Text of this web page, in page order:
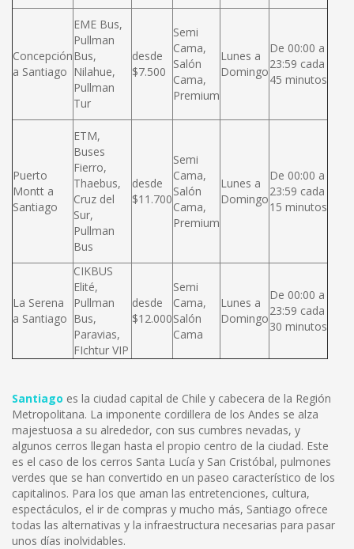
Concepción
a Santiago
EME Bus,
Pullman
Bus,
Nilahue,
Pullman
Tur
desde
$7.500
Semi
Cama,
Salón
Cama,
Premium
Lunes a
Domingo
De 00:00 a
23:59 cada
45 minutos
Puerto
Montt a
Santiago
ETM,
Buses
Fierro,
Thaebus,
Cruz del
Sur,
Pullman
Bus
desde
$11.700
Semi
Cama,
Salón
Cama,
Premium
Lunes a
Domingo
De 00:00 a
23:59 cada
15 minutos
La Serena
a Santiago
CIKBUS
Elité,
Pullman
Bus,
Paravias,
FIchtur VIP
desde
$12.000
Semi
Cama,
Salón
Cama
Lunes a
Domingo
De 00:00 a
23:59 cada
30 minutos
Santiago es la ciudad capital de Chile y cabecera de la Región
Metropolitana. La imponente cordillera de los Andes se alza
majestuosa a su alrededor, con sus cumbres nevadas, y
algunos cerros llegan hasta el propio centro de la ciudad. Este
es el caso de los cerros Santa Lucía y San Cristóbal, pulmones
verdes que se han convertido en un paseo característico de los
capitalinos. Para los que aman las entretenciones, cultura,
espectáculos, el ir de compras y mucho más, Santiago ofrece
todas las alternativas y la infraestructura necesarias para pasar
unos días inolvidables.